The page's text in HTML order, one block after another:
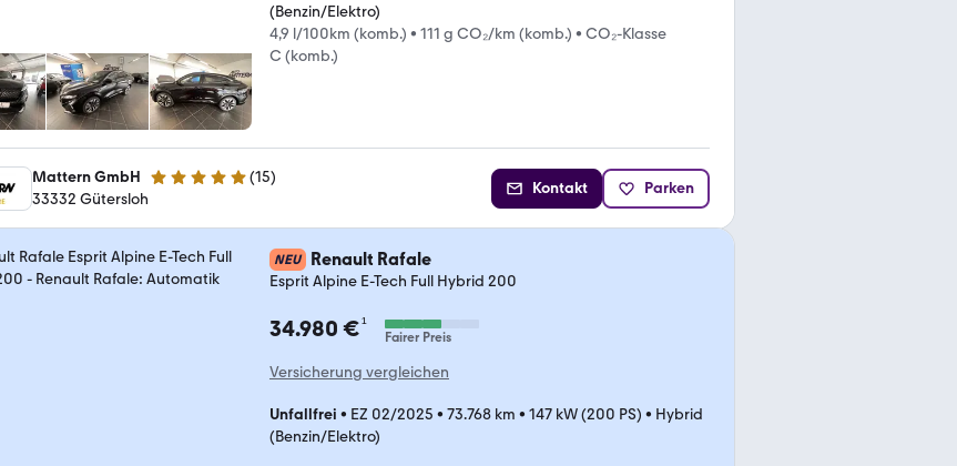
(Benzin/Elektro)
4,9 l/100km (komb.) • 111 g CO₂/km (komb.) • CO₂-Klasse
C (komb.)
Mattern GmbH 4.9 Sterne (15)
33332 Gütersloh
Kontakt Parken
NEU Renault Rafale
Esprit Alpine E-Tech Full Hybrid 200
34.980 €¹
Fairer Preis
Versicherung vergleichen
Unfallfrei • EZ 02/2025 • 73.768 km • 147 kW (200 PS) • Hybrid
(Benzin/Elektro)